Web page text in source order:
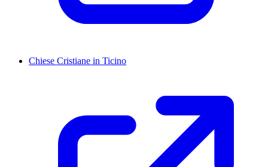
Chiese Cristiane in Ticino